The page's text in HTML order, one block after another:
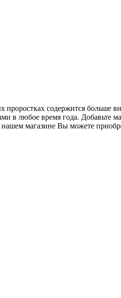
содержится больше
в любое время года. Добавьте
магазине Вы можете